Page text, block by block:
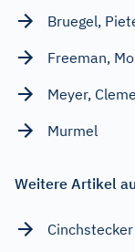
Bruegel,
Freeman,
Meyer,
Murmel
Weitere Artikel
Cinchstecker